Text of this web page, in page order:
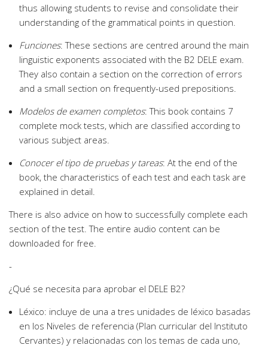
thus allowing students to revise and consolidate their
understanding of the grammatical points in question.
Funciones: These sections are centred around the main
linguistic exponents associated with the B2 DELE exam.
They also contain a section on the correction of errors
and a small section on frequently-used prepositions.
Modelos de examen completos: This book contains 7
complete mock tests, which are classified according to
various subject areas.
Conocer el tipo de pruebas y tareas: At the end of the
book, the characteristics of each test and each task are
explained in detail.
There is also advice on how to successfully complete each
section of the test. The entire audio content can be
downloaded for free.
-
¿Qué se necesita para aprobar el DELE B2?
Léxico: incluye de una a tres unidades de léxico basadas
en los Niveles de referencia (Plan curricular del Instituto
Cervantes) y relacionadas con los temas de cada uno,